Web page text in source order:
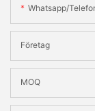
Whatsapp/
Företag
MOQ